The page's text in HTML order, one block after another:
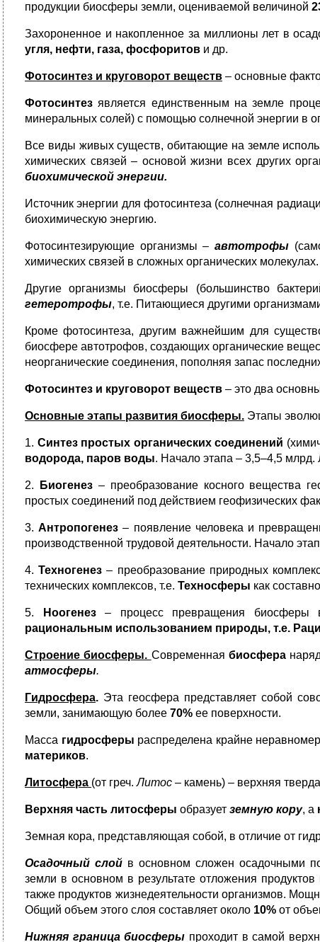
продукции биосферы земли, оцениваемой величиной
Захороненное и накопленное за миллионы лет в
угля, нефти, газа, фосфоритов и др.
Фотосинтез и круговорот веществ – основные
Фотосинтез является единственным на земле
минеральных солей) с помощью солнечной энергии в
Все виды живых существ, обитающие на земле
химических связей – основой жизни всех других
биохимической энергии.
Источник энергии для фотосинтеза (солнечная
биохимическую энергию.
Фотосинтезирующие организмы – автотрофы
химических связей в сложных органических молекулах.
Другие организмы биосферы (большинство
гетеротрофы, т.е. Питающиеся другими
Кроме фотосинтеза, другим важнейшим для
биосфере автотрофов, создающих органические
неорганические соединения, пополняя запас
Фотосинтез и круговорот веществ – это два
Основные этапы развития биосферы. Этапы
1. Синтез простых органических соединений
водорода, паров воды. Начало этапа – 3,5–4,5 млрд.
2. Биогенез– преобразование косного вещества
простых соединений под действием геофизических
3.Антропогенез – появление человека и
производственной трудовой деятельности. Начало
4.Техногенез – преобразование природных
технических комплексов, т.е. Техносферы как
5. Ноогенез– процесс превращения биосферы в
рациональным использованием природы, т.е.
Строение биосферы. Современнаябиосфера
атмосферы.
Гидросфера. Эта геосфера представляет собой
земли, занимающую более 70% ее поверхности.
Масса гидросферы распределена крайне
материков.
Литосфера (от греч.Литос – камень) – верхняя
Верхняя часть литосферы образует земную кору, а
Земная кора, представляющая собой, в отличие от
Осадочный слой в основном сложен осадочными
земли в основном в результате отложения
также продуктов жизнедеятельности организмов.
Общий объем этого слоя составляет около 10% от
Нижняя граница биосферы проходит в самой